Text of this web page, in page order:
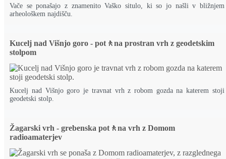
Vače se ponašajo z znamenito Vaško situlo, ki so jo našli v bližnjem
arheološkem najdišču.
Kucelj nad Višnjo goro - pot🚶na prostran vrh z geodetskim
stolpom
Kucelj nad Višnjo goro je travnat vrh z robom gozda na katerem stoji
geodetski stolp.
Žagarski vrh - grebenska pot🚶na vrh z Domom
radioamaterjev